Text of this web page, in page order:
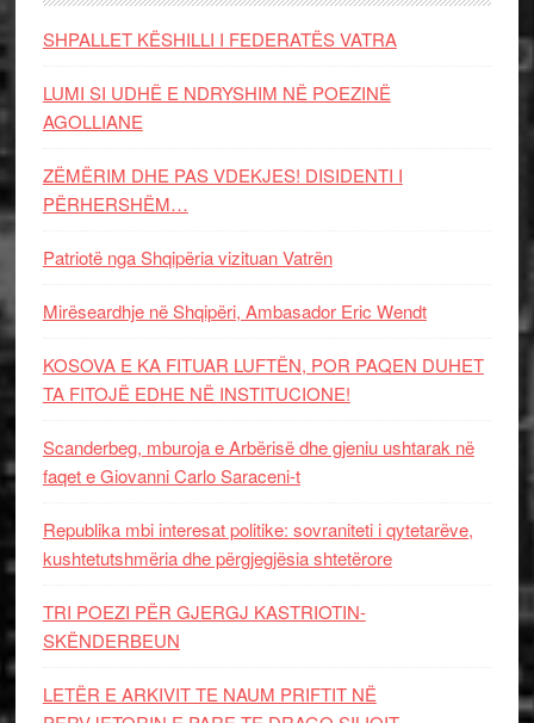
SHPALLET KËSHILLI I FEDERATËS VATRA
LUMI SI UDHË E NDRYSHIM NË POEZINË
AGOLLIANE
ZËMËRIM DHE PAS VDEKJES! DISIDENTI I
PËRHERSHËM…
Patriotë nga Shqipëria vizituan Vatrën
Mirëseardhje në Shqipëri, Ambasador Eric Wendt
KOSOVA E KA FITUAR LUFTËN, POR PAQEN DUHET
TA FITOJË EDHE NË INSTITUCIONE!
Scanderbeg, mburoja e Arbërisë dhe gjeniu ushtarak në
faqet e Giovanni Carlo Saraceni-t
Republika mbi interesat politike: sovraniteti i qytetarëve,
kushtetutshmëria dhe përgjegjësia shtetërore
TRI POEZI PËR GJERGJ KASTRIOTIN-
SKËNDERBEUN
LETËR E ARKIVIT TE NAUM PRIFTIT NË